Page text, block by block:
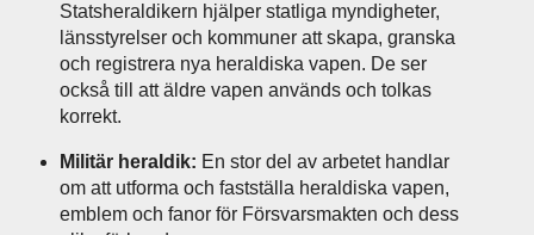
Statsheraldikern hjälper statliga myndigheter,
länsstyrelser och kommuner att skapa, granska
och registrera nya heraldiska vapen. De ser
också till att äldre vapen används och tolkas
korrekt.
Militär heraldik: En stor del av arbetet handlar
om att utforma och fastställa heraldiska vapen,
emblem och fanor för Försvarsmakten och dess